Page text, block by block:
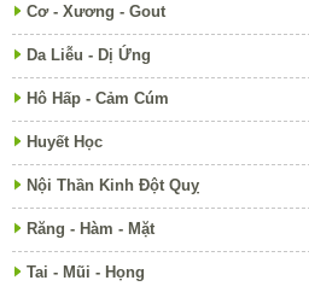
Cơ - Xương - Gout
Da Liễu - Dị Ứng
Hô Hấp - Cảm Cúm
Huyết Học
Nội Thần Kinh Đột Quỵ
Răng - Hàm - Mặt
Tai - Mũi - Họng